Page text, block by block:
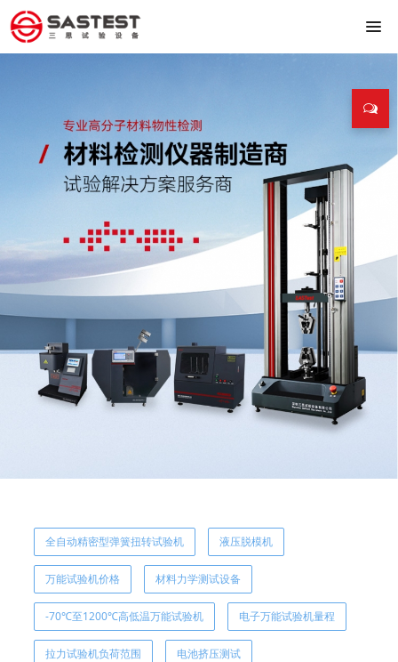
全自动精密型弹簧扭转试验机 液压脱模机
万能试验机价格 材料力学测试设备
-70℃至1200℃高低温万能试验机 电子万能试验机量程
拉力试验机负荷范围 电池挤压测试